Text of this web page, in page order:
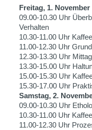
Freitag, 1. November
09.00-10.30 Uhr
Verhalten
10.30-11.00 Uhr
11.00-12.30 Uhr
12.30-13.30 Uhr
13.30-15.00 Uhr
15.00-15.30 Uhr
15.30-17.00 Uhr
Samstag, 2.
09.00-10.30 Uhr
10.30-11.00 Uhr
11.00-12.30 Uhr